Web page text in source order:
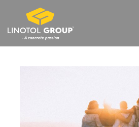
innehållet